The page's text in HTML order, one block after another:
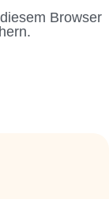
Browser